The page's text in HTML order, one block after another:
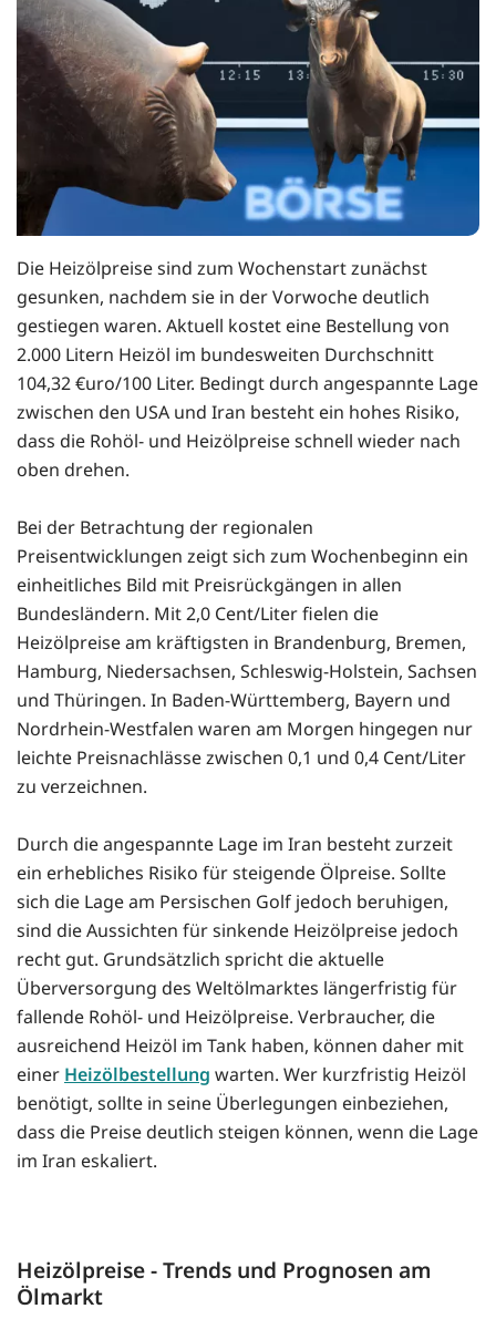
Die Heizölpreise sind zum Wochenstart zunächst
gesunken, nachdem sie in der Vorwoche deutlich
gestiegen waren. Aktuell kostet eine Bestellung von
2.000 Litern Heizöl im bundesweiten Durchschnitt
104,32 €uro/100 Liter. Bedingt durch angespannte Lage
zwischen den USA und Iran besteht ein hohes Risiko,
dass die Rohöl- und Heizölpreise schnell wieder nach
oben drehen.
Bei der Betrachtung der regionalen
Preisentwicklungen zeigt sich zum Wochenbeginn ein
einheitliches Bild mit Preisrückgängen in allen
Bundesländern. Mit 2,0 Cent/Liter fielen die
Heizölpreise am kräftigsten in Brandenburg, Bremen,
Hamburg, Niedersachsen, Schleswig-Holstein, Sachsen
und Thüringen. In Baden-Württemberg, Bayern und
Nordrhein-Westfalen waren am Morgen hingegen nur
leichte Preisnachlässe zwischen 0,1 und 0,4 Cent/Liter
zu verzeichnen.
Durch die angespannte Lage im Iran besteht zurzeit
ein erhebliches Risiko für steigende Ölpreise. Sollte
sich die Lage am Persischen Golf jedoch beruhigen,
sind die Aussichten für sinkende Heizölpreise jedoch
recht gut. Grundsätzlich spricht die aktuelle
Überversorgung des Weltölmarktes längerfristig für
fallende Rohöl- und Heizölpreise. Verbraucher, die
ausreichend Heizöl im Tank haben, können daher mit
einer Heizölbestellung warten. Wer kurzfristig Heizöl
benötigt, sollte in seine Überlegungen einbeziehen,
dass die Preise deutlich steigen können, wenn die Lage
im Iran eskaliert.
Heizölpreise - Trends und Prognosen am
Ölmarkt